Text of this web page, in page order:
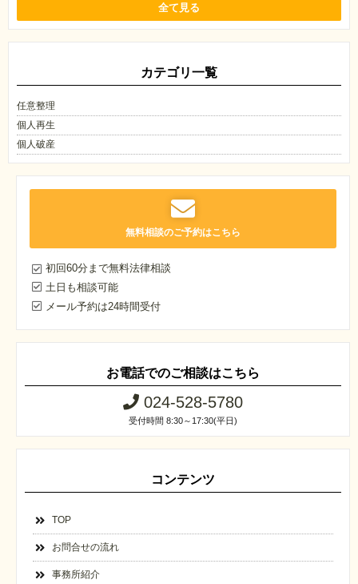
全て見る
カテゴリ一覧
任意整理
個人再生
個人破産
無料相談のご予約はこちら
初回60分まで無料法律相談
土日も相談可能
メール予約は24時間受付
お電話でのご相談はこちら
024-528-5780
受付時間 8:30～17:30(平日)
コンテンツ
TOP
お問合せの流れ
事務所紹介